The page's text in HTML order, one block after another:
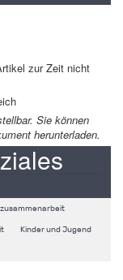
zur Zeit nicht
Sie können
herunterladen.
Kinder und Jugend